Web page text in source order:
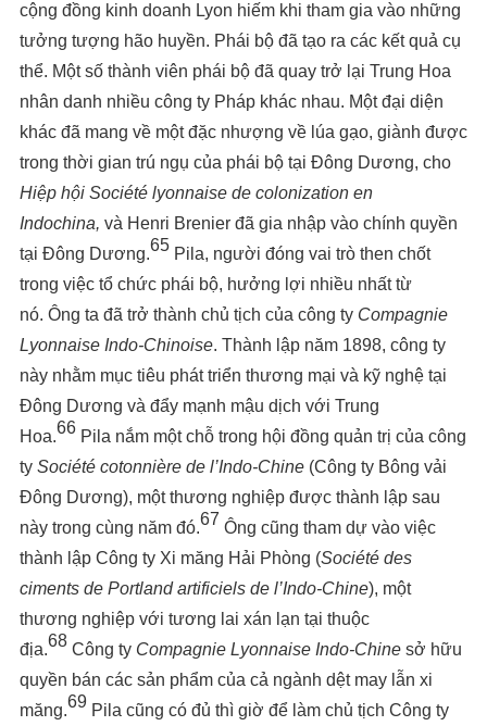
cộng đồng kinh doanh Lyon hiếm khi tham gia vào những
tưởng tượng hão huyền. Phái bộ đã tạo ra các kết quả cụ
thể. Một số thành viên phái bộ đã quay trở lại Trung Hoa
nhân danh nhiều công ty Pháp khác nhau. Một đại diện
khác đã mang về một đặc nhượng về lúa gạo, giành được
trong thời gian trú ngụ của phái bộ tại Đông Dương, cho
Hiệp hội Société lyonnaise de colonization en
Indochina, và Henri Brenier đã gia nhập vào chính quyền
tại Đông Dương.65 Pila, người đóng vai trò then chốt
trong việc tổ chức phái bộ, hưởng lợi nhiều nhất từ
nó. Ông ta đã trở thành chủ tịch của công ty Compagnie
Lyonnaise Indo-Chinoise. Thành lập năm 1898, công ty
này nhằm mục tiêu phát triển thương mại và kỹ nghệ tại
Đông Dương và đẩy mạnh mậu dịch với Trung
Hoa.66 Pila nắm một chỗ trong hội đồng quản trị của công
ty Société cotonnière de l’Indo-Chine (Công ty Bông vải
Đông Dương), một thương nghiệp được thành lập sau
này trong cùng năm đó.67 Ông cũng tham dự vào việc
thành lập Công ty Xi măng Hải Phòng (Société des
ciments de Portland artificiels de l’Indo-Chine), một
thương nghiệp với tương lai xán lạn tại thuộc
địa.68 Công ty Compagnie Lyonnaise Indo-Chine sở hữu
quyền bán các sản phẩm của cả ngành dệt may lẫn xi
măng.69 Pila cũng có đủ thì giờ để làm chủ tịch Công ty